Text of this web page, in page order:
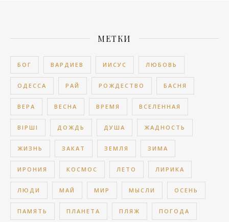
МЕТКИ
БОГ ВАРДИЕВ ИИСУС ЛЮБОВЬ
ОДЕССА РАЙ РОЖДЕСТВО БАСНЯ
ВЕРА ВЕСНА ВРЕМЯ ВСЕЛЕННАЯ
ВІРШІ ДОЖДЬ ДУША ЖАДНОСТЬ
ЖИЗНЬ ЗАКАТ ЗЕМЛЯ ЗИМА
ИРОНИЯ КОСМОС ЛЕТО ЛИРИКА
ЛЮДИ МАЙ МИР МЫСЛИ ОСЕНЬ
ПАМЯТЬ ПЛАНЕТА ПЛЯЖ ПОГОДА